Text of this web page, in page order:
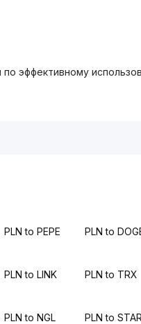
эффективному
PLN to PEPE PLN to
PLN to LINK PLN to TRX
PLN to NGL PLN to STAR